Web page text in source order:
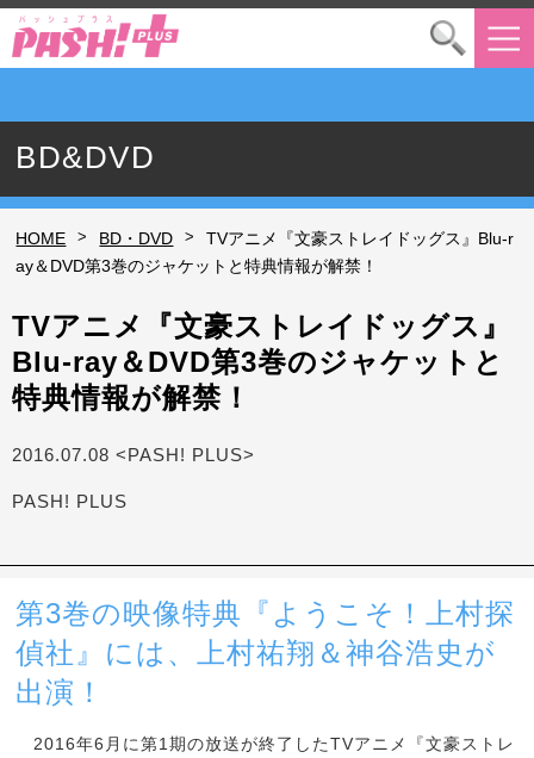
BD&DVD
HOME > BD・DVD >
TVアニメ『文豪ストレイドッグス』Blu-r
ay＆DVD第3巻のジャケットと特典情報が解禁！
TVアニメ『文豪ストレイドッグス』
Blu-ray＆DVD第3巻のジャケットと
特典情報が解禁！
2016.07.08 <PASH! PLUS>
PASH! PLUS
第3巻の映像特典『ようこそ！上村探
偵社』には、上村祐翔＆神谷浩史が
出演！
2016年6月に第1期の放送が終了したTVアニメ『文豪ストレ